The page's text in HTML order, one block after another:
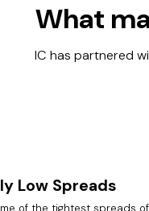
What
IC has partnered
Low Spreads
of the tightest spreads of